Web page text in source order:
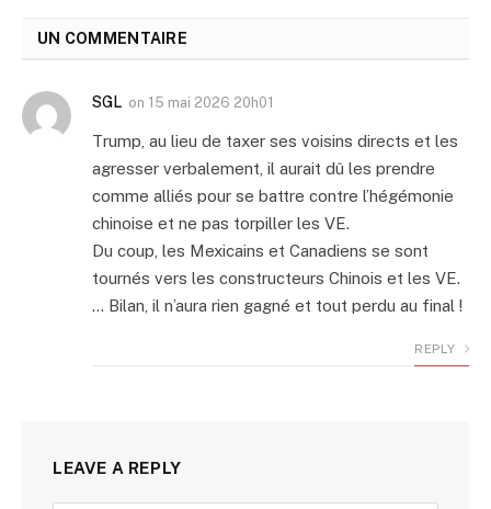
UN COMMENTAIRE
SGL on 15 mai 2026 20h01
Trump, au lieu de taxer ses voisins directs et les
agresser verbalement, il aurait dû les prendre
comme alliés pour se battre contre l’hégémonie
chinoise et ne pas torpiller les VE.
Du coup, les Mexicains et Canadiens se sont
tournés vers les constructeurs Chinois et les VE.
… Bilan, il n’aura rien gagné et tout perdu au final !
REPLY
LEAVE A REPLY